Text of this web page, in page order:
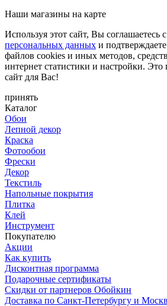
Наши магазины на карте
Используя этот сайт, Вы соглашаетесь с
персональных данных и
файлов cookies и иных методов,
интернет статистики и настройки.
сайт для Вас!
принять
Каталог
Обои
Лепной декор
Краска
Фотообои
Фрески
Декор
Текстиль
Напольные покрытия
Плитка
Клей
Инструмент
Покупателю
Акции
Как купить
Дисконтная программа
Подарочные сертификаты
Скидки от партнеров Обойкин
Доставка по Санкт-Петербургу и